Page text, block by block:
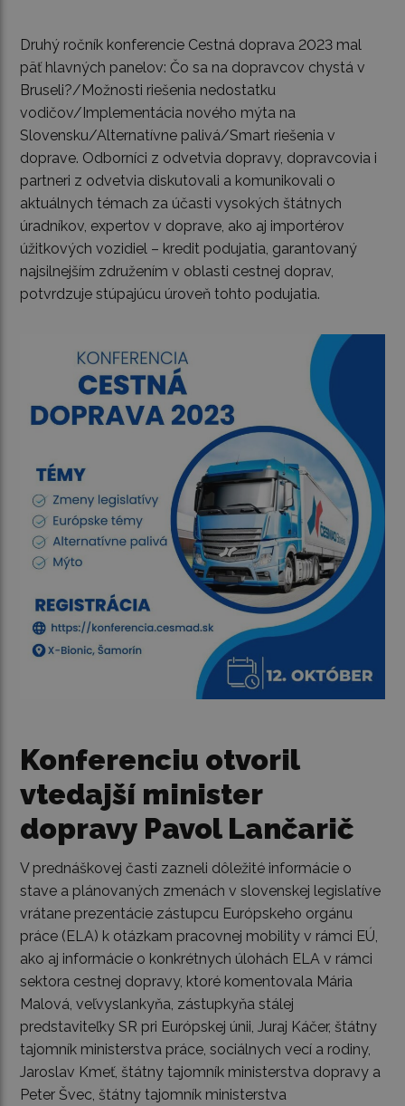
Druhý ročník konferencie Cestná doprava 2023 mal
päť hlavných panelov: Čo sa na dopravcov chystá v
Bruseli?/Možnosti riešenia nedostatku
vodičov/Implementácia nového mýta na
Slovensku/Alternatívne palivá/Smart riešenia v
doprave. Odborníci z odvetvia dopravy, dopravcovia i
partneri z odvetvia diskutovali a komunikovali o
aktuálnych témach za účasti vysokých štátnych
úradníkov, expertov v doprave, ako aj importérov
úžitkových vozidiel – kredit podujatia, garantovaný
najsilnejším združením v oblasti cestnej doprav,
potvrdzuje stúpajúcu úroveň tohto podujatia.
Konferenciu otvoril
vtedajší minister
dopravy Pavol Lančarič
V prednáškovej časti zazneli dôležité informácie o
stave a plánovaných zmenách v slovenskej legislatíve
vrátane prezentácie zástupcu Európskeho orgánu
práce (ELA) k otázkam pracovnej mobility v rámci EÚ,
ako aj informácie o konkrétnych úlohách ELA v rámci
sektora cestnej dopravy, ktoré komentovala Mária
Malová, veľvyslankyňa, zástupkyňa stálej
predstaviteľky SR pri Európskej únii, Juraj Káčer, štátny
tajomník ministerstva práce, sociálnych vecí a rodiny,
Jaroslav Kmeť, štátny tajomník ministerstva dopravy a
Peter Švec, štátny tajomník ministerstva